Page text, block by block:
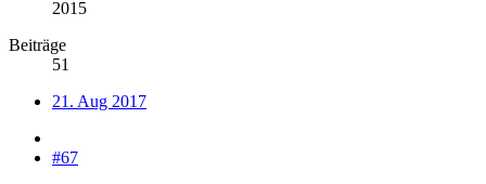
2015
Beiträge
51
21. Aug 2017
#67